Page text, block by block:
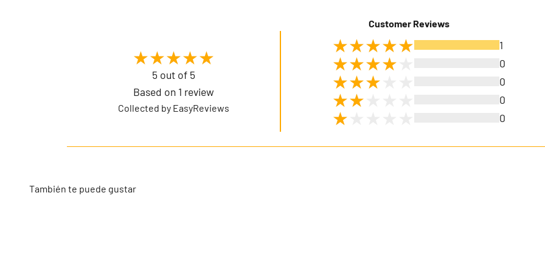
Customer Reviews
5 out of 5
Based on 1 review
Collected by EasyReviews
1
0
0
0
0